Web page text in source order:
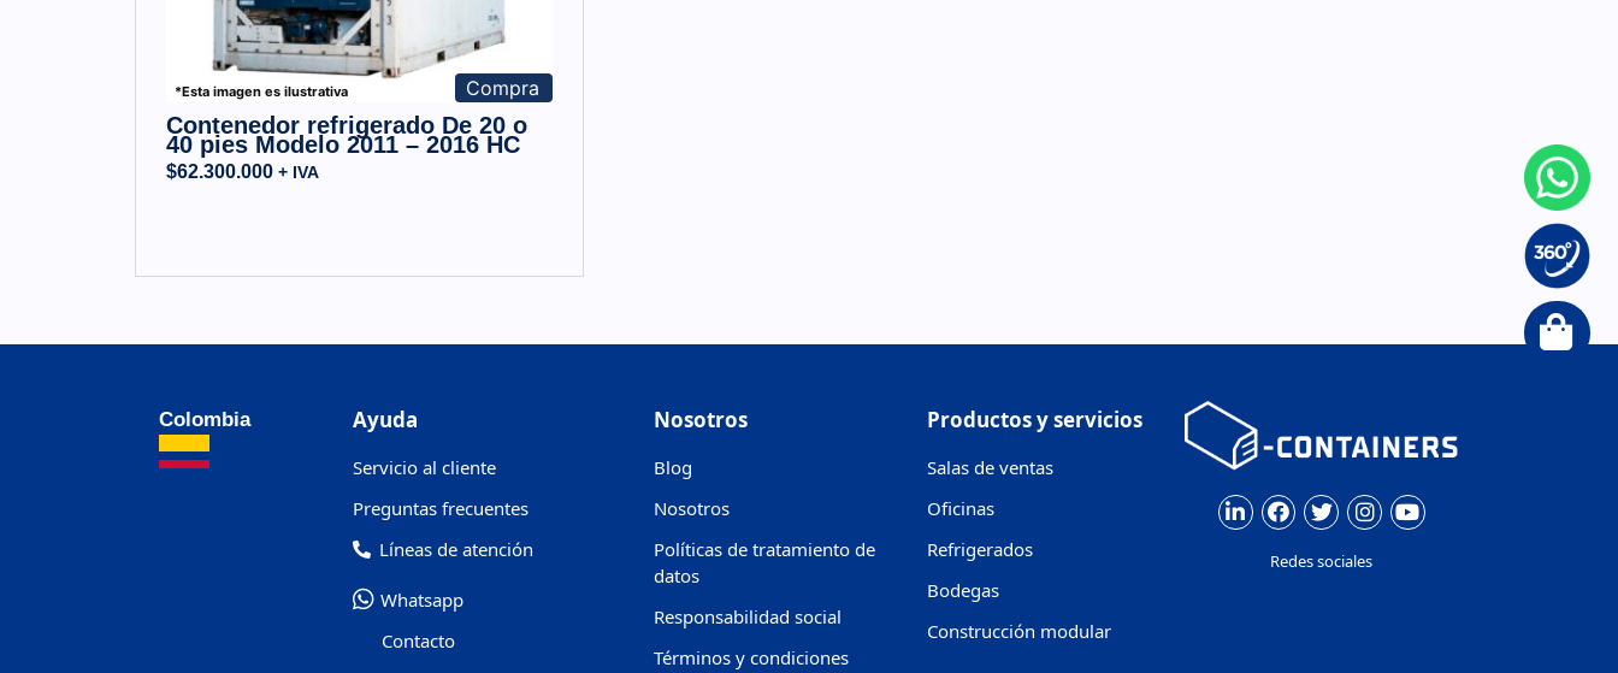
*Esta imagen es ilustrativa Compra
Contenedor refrigerado De 20 o
40 pies Modelo 2011 – 2016 HC
$62.300.000 + IVA
Colombia Ayuda
Servicio al cliente
Preguntas frecuentes
Líneas de atención
Whatsapp
Contacto
Nosotros
Blog
Nosotros
Políticas de tratamiento de
datos
Responsabilidad social
Términos y condiciones
Productos y servicios
Salas de ventas
Oficinas
Refrigerados
Bodegas
Construcción modular
Redes sociales